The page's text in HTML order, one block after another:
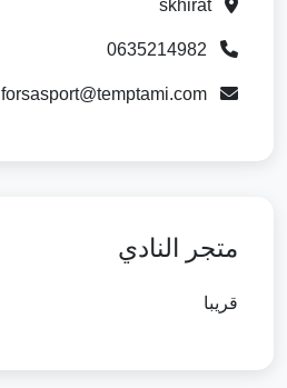
skhirat
forsasport@temptami.com
متجر النادي
قريبا